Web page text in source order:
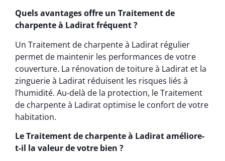
Quels avantages offre un Traitement de
charpente à Ladirat fréquent ?
Un Traitement de charpente à Ladirat régulier
permet de maintenir les performances de votre
couverture. La rénovation de toiture à Ladirat et la
zinguerie à Ladirat réduisent les risques liés à
l’humidité. Au-delà de la protection, le Traitement
de charpente à Ladirat optimise le confort de votre
habitation.
Le Traitement de charpente à Ladirat améliore-
t-il la valeur de votre bien ?